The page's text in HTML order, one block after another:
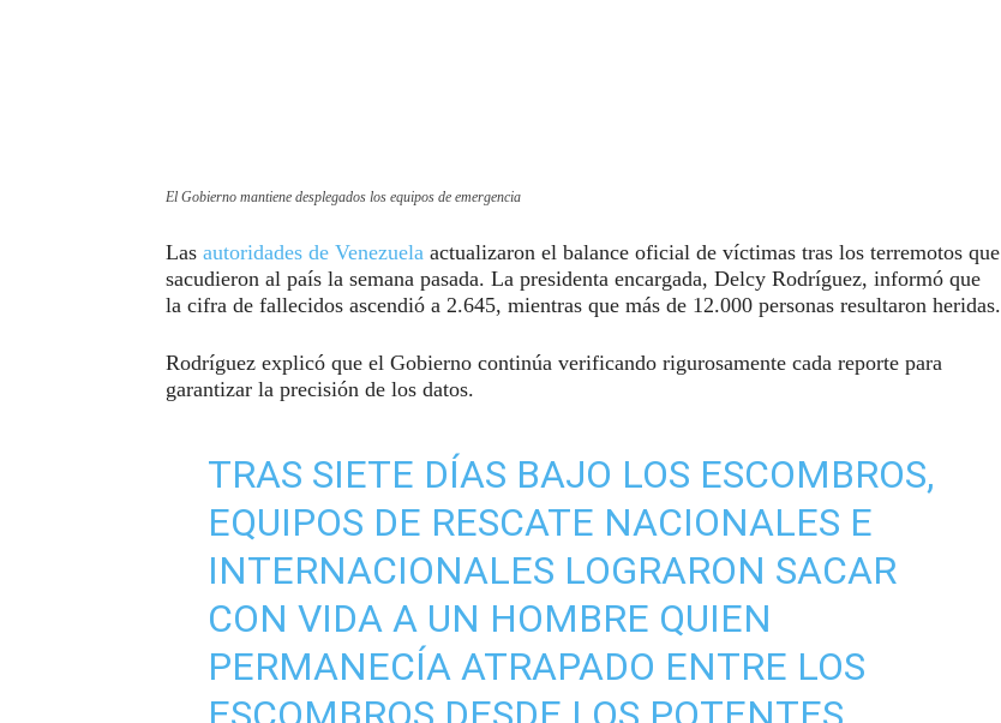
El Gobierno mantiene desplegados los equipos de emergencia
Las autoridades de Venezuela actualizaron el balance oficial de víctimas tras los terremotos que
sacudieron al país la semana pasada. La presidenta encargada, Delcy Rodríguez, informó que
la cifra de fallecidos ascendió a 2.645, mientras que más de 12.000 personas resultaron heridas.
Rodríguez explicó que el Gobierno continúa verificando rigurosamente cada reporte para
garantizar la precisión de los datos.
TRAS SIETE DÍAS BAJO LOS ESCOMBROS,
EQUIPOS DE RESCATE NACIONALES E
INTERNACIONALES LOGRARON SACAR
CON VIDA A UN HOMBRE QUIEN
PERMANECÍA ATRAPADO ENTRE LOS